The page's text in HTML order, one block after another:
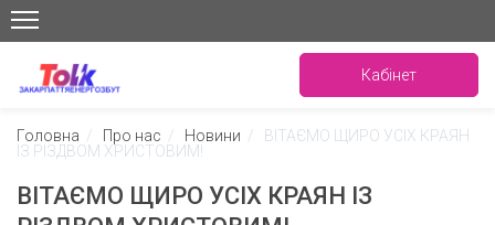
Кабінет
Головна / Про нас / Новини /
ВІТАЄМО ЩИРО УСІХ КРАЯН
ІЗ РІЗДВОМ ХРИСТОВИМ!
ВІТАЄМО ЩИРО УСІХ КРАЯН ІЗ